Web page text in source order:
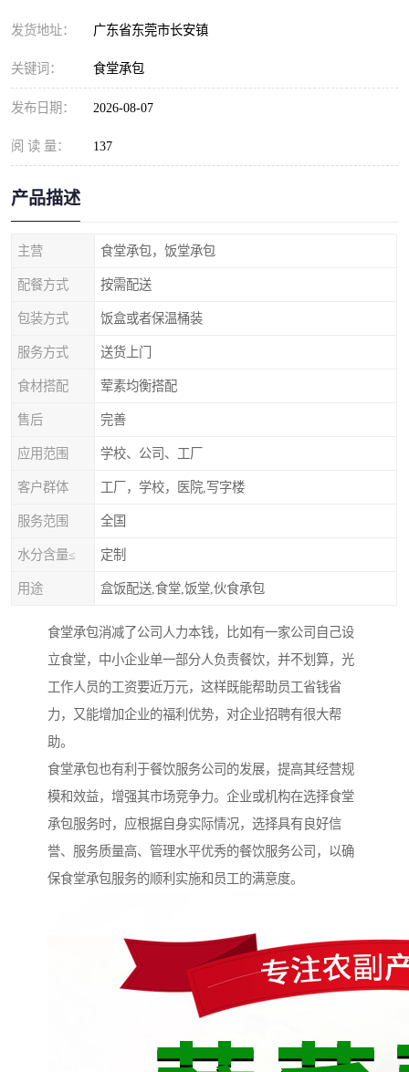
发货地址： 广东省东莞市长安镇
关键词： 食堂承包
发布日期： 2026-08-07
阅 读 量： 137
产品描述
主营 食堂承包，饭堂承包
配餐方式 按需配送
包装方式 饭盒或者保温桶装
服务方式 送货上门
食材搭配 荤素均衡搭配
售后 完善
应用范围 学校、公司、工厂
客户群体 工厂，学校，医院,写字楼
服务范围 全国
水分含量≤ 定制
用途 盒饭配送,食堂,饭堂,伙食承包
食堂承包消减了公司人力本钱，比如有一家公司自己设
立食堂，中小企业单一部分人负责餐饮，并不划算，光
工作人员的工资要近万元，这样既能帮助员工省钱省
力，又能增加企业的福利优势，对企业招聘有很大帮
助。
食堂承包也有利于餐饮服务公司的发展，提高其经营规
模和效益，增强其市场竞争力。企业或机构在选择食堂
承包服务时，应根据自身实际情况，选择具有良好信
誉、服务质量高、管理水平优秀的餐饮服务公司，以确
保食堂承包服务的顺利实施和员工的满意度。